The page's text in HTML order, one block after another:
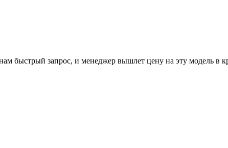
быстрый запрос, и менеджер вышлет цену на эту модель в